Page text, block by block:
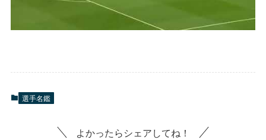
選手名鑑
よかったらシェアしてね！